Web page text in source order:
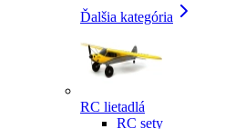
Ďalšia kategória
RC lietadlá
RC sety